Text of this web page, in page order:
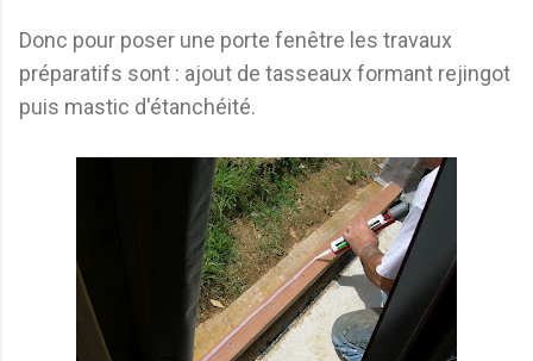
Donc pour poser une porte fenêtre les travaux
préparatifs sont : ajout de tasseaux formant rejingot
puis mastic d'étanchéité.